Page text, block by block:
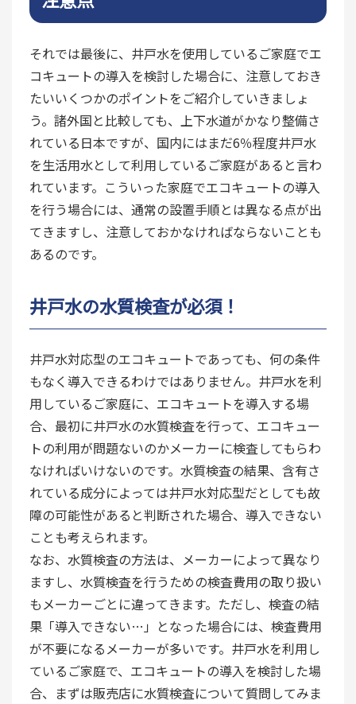
それでは最後に、井戸水を使用しているご家庭でエ
コキュートの導入を検討した場合に、注意しておき
たいいくつかのポイントをご紹介していきましょ
う。諸外国と比較しても、上下水道がかなり整備さ
れている日本ですが、国内にはまだ6％程度井戸水
を生活用水として利用しているご家庭があると言わ
れています。こういった家庭でエコキュートの導入
を行う場合には、通常の設置手順とは異なる点が出
てきますし、注意しておかなければならないことも
あるのです。
井戸水の水質検査が必須！
井戸水対応型のエコキュートであっても、何の条件
もなく導入できるわけではありません。井戸水を利
用しているご家庭に、エコキュートを導入する場
合、最初に井戸水の水質検査を行って、エコキュー
トの利用が問題ないのかメーカーに検査してもらわ
なければいけないのです。水質検査の結果、含有さ
れている成分によっては井戸水対応型だとしても故
障の可能性があると判断された場合、導入できない
ことも考えられます。
なお、水質検査の方法は、メーカーによって異なり
ますし、水質検査を行うための検査費用の取り扱い
もメーカーごとに違ってきます。ただし、検査の結
果「導入できない…」となった場合には、検査費用
が不要になるメーカーが多いです。井戸水を利用し
ているご家庭で、エコキュートの導入を検討した場
合、まずは販売店に水質検査について質問してみま